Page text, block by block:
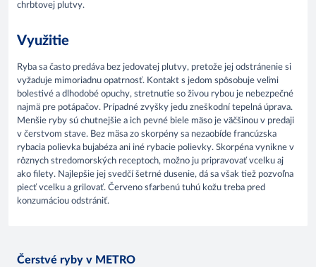
chrbtovej plutvy.
Využitie
Ryba sa často predáva bez jedovatej plutvy, pretože jej odstránenie si
vyžaduje mimoriadnu opatrnosť. Kontakt s jedom spôsobuje veľmi
bolestivé a dlhodobé opuchy, stretnutie so živou rybou je nebezpečné
najmä pre potápačov. Prípadné zvyšky jedu zneškodní tepelná úprava.
Menšie ryby sú chutnejšie a ich pevné biele mäso je väčšinou v predaji
v čerstvom stave. Bez mäsa zo skorpény sa nezaobíde francúzska
rybacia polievka bujabéza ani iné rybacie polievky. Skorpéna vynikne v
rôznych stredomorských receptoch, možno ju pripravovať vcelku aj
ako filety. Najlepšie jej svedčí šetrné dusenie, dá sa však tiež pozvoľna
piecť vcelku a grilovať. Červeno sfarbenú tuhú kožu treba pred
konzumáciou odstrániť.
Čerstvé ryby v METRO